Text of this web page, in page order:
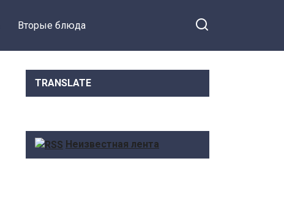
Вторые блюда
TRANSLATE
Неизвестная лента